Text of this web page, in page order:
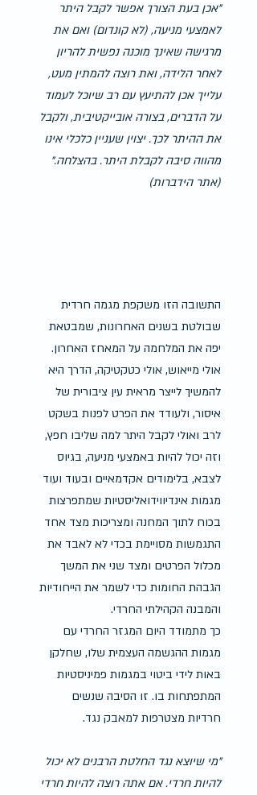
"אכן בעת הצורך אפשר לקבל היתר
לאמצעי מניעה, (לא קונדום) ואם את
מרגישה שאינך מוכנה נפשית להריון
לאחר הלידה, ואת רוצה להמתין מעט,
עלייך אכן להתיעץ עם רב שיוכל לעמוד
על הדברים, בצורה אובייקטיבית, ולקבל
את ההיתר לכך. יצוין שעניין כלכלי אינו
מהווה סיבה לקבלת היתר. בהצלחה."
(אתר הידברות)
התשובה הזו משקפת מגמה חרדית
שבולטת בשנים האחרונות, שמבטאת
יפה את המלחמה על המאחז האחרון.
אולי מייאוש, אולי כטקטיקה, הדרך היא
להמשיך לייצר מראית עין ציבורית של
איסור, ולעודד את הפרט לפנות בשקט
לרב ואולי לקבל היתר למה שליבו חפץ,
וזה יכול להיות באמצעי מניעה, בגיוס
לצבא, בלימודים אקדמאיים ובעוד ועוד
מגמות אינדיווידואליסטיות שמתפרצות
בכוח לתוך המחנה ומצריכות מצד אחד
התגמשות מסויימת בכדי לא לאבד את
מכלול הפרטים ומצד שני את המשך
הגבהת החומות כדי לשמר את הייחודיות
והמבנה הקהילתי החרדי.
כך מתמודד היום המגזר החרדי עם
מגמות ההגשמה העצמית שלו, שחלקן
באות לידי ביטוי במגמות פמיניסטיות
המתפתחות בו. זו הסיבה שנשים
חרדיות מצטרפות למאבק נגד.
"מי שיוצא נגד החלטת הרבנים לא יכול
להיות חרדי. אם אתה רוצה להיות חרדי